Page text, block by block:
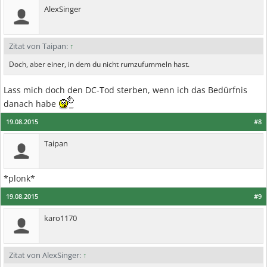
AlexSinger
Zitat von Taipan: ↑
Doch, aber einer, in dem du nicht rumzufummeln hast.
Lass mich doch den DC-Tod sterben, wenn ich das Bedürfnis
danach habe
#8
19.08.2015
Taipan
*plonk*
#9
19.08.2015
karo1170
Zitat von AlexSinger: ↑